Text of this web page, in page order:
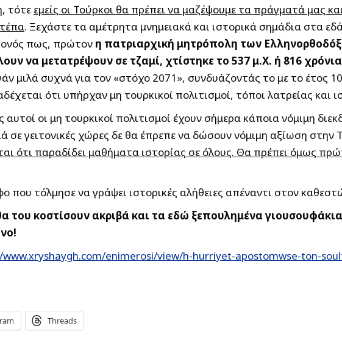
τότε εμείς οι Τούρκοι θα πρέπει να μαζέψουμε τα πράγματά μας
. Ξεχάστε τα αμέτρητα μνημειακά και ιστορικά σημάδια στα
πως, πρώτον η πατριαρχική μητρόπολη των
να μετατρέψουν σε τζαμί, χτίστηκε το 537 μ.Χ. ή 816
μιλά συχνά για τον «στόχο 2071», συνδυάζοντάς το με το έτος
ότι υπήρχαν μη τουρκικοί πολιτισμοί, τόποι λατρείας και
οι μη τουρκικοί πολιτισμοί έχουν σήμερα κάποια νόμιμη
σε γειτονικές χώρες δε θα έπρεπε να δώσουν νόμιμη αξίωση στην
ότι παραδίδει μαθήματα ιστορίας σε όλους. Θα πρέπει όμως
που τόλμησε να γράψει ιστορικές αλήθειες απέναντι στον
του κοστίσουν ακριβά και τα εδώ ξεπουλημένα
enimerosi/view/h-hurriyet-apostomwse-ton-
Threads